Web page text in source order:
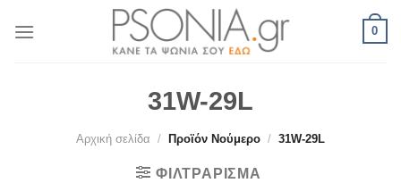
0
31W-29L
Αρχική σελίδα / Προϊόν Νούμερο / 31W-29L
ΦΙΛΤΡΆΡΙΣΜΑ